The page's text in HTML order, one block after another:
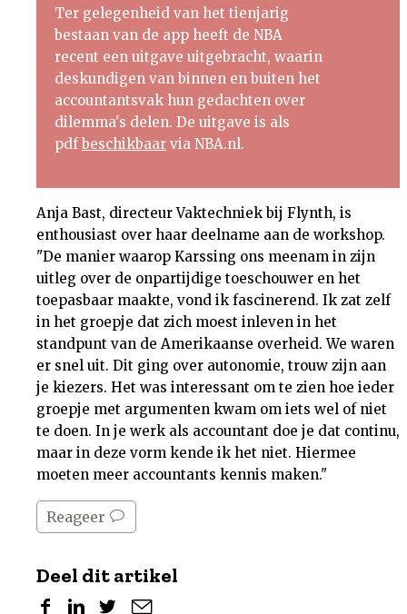
Ter gelegenheid van het tienjarig
bestaan van de app heeft de NBA
recent een uitgave uitgebracht, waarin
deskundigen van binnen en buiten het
accountantsvak hun gedachten over
dilemma's delen. De uitgave is als
pdf beschikbaar via NBA.nl.
Anja Bast, directeur Vaktechniek bij Flynth, is
enthousiast over haar deelname aan de workshop.
"De manier waarop Karssing ons meenam in zijn
uitleg over de onpartijdige toeschouwer en het
toepasbaar maakte, vond ik fascinerend. Ik zat zelf
in het groepje dat zich moest inleven in het
standpunt van de Amerikaanse overheid. We waren
er snel uit. Dit ging over autonomie, trouw zijn aan
je kiezers. Het was interessant om te zien hoe ieder
groepje met argumenten kwam om iets wel of niet
te doen. In je werk als accountant doe je dat continu,
maar in deze vorm kende ik het niet. Hiermee
moeten meer accountants kennis maken."
Reageer
Deel dit artikel